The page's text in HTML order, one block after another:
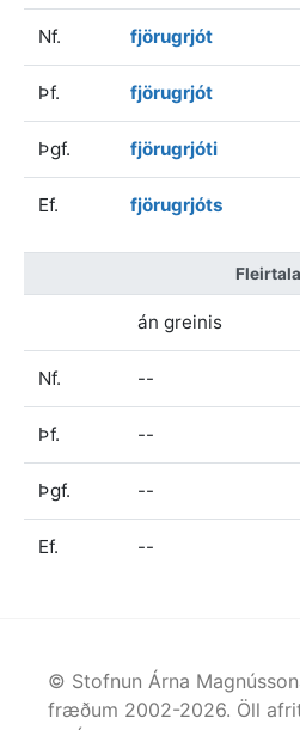
Nf. fjörugrjót
Þf. fjörugrjót
Þgf. fjörugrjóti
Ef. fjörugrjóts
Fleirtala
án greinis
Nf. --
Þf. --
Þgf. --
Ef. --
© Stofnun Árna
fræðum 2002-2026. Öll